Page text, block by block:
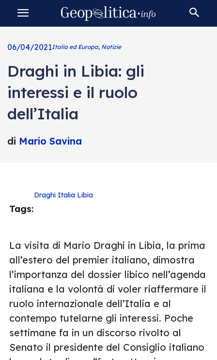
06/04/2021Italia ed Europa, Notizie
Draghi in Libia: gli
interessi e il ruolo
dell’Italia
di Mario Savina
Tags:
Draghi Italia Libia
La visita di Mario Draghi in Libia, la prima
all’estero del premier italiano, dimostra
l’importanza del dossier libico nell’agenda
italiana e la volontà di voler riaffermare il
ruolo internazionale dell’Italia e al
contempo tutelarne gli interessi. Poche
settimane fa in un discorso rivolto al
Senato il presidente del Consiglio italiano